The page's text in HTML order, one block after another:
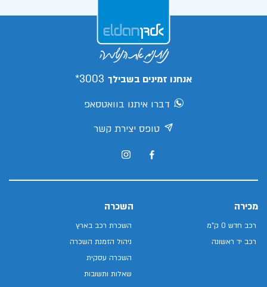
אנחנו זמינים בשבילך 3003*
דברו איתנו בוואטסאפ
טופס יצירת קשר
מכירה
רכב חדש 0 ק"מ
רכב יד ראשונה
השכרה
השכרת רכב בארץ
ניהול הזמנת השכרה
השכרה עסקית
שאלות ותשובות